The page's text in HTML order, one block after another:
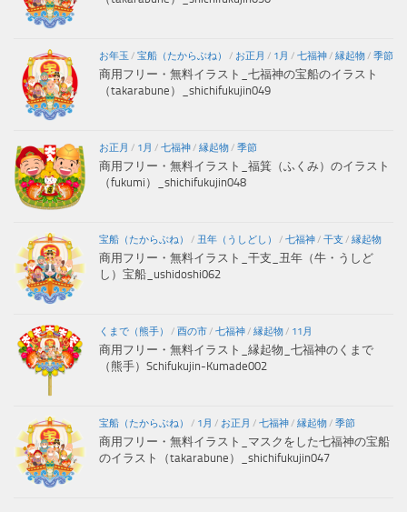
お年玉 / 宝船（たからぶね） / お正月 / 1月 / 七福神/ 縁起物/ 季節
商用フリー・無料イラスト_七福神の宝船のイラスト
（takarabune）_shichifukujin049
お正月 / 1月 / 七福神/ 縁起物/ 季節
商用フリー・無料イラスト_福箕（ふくみ）のイラスト
（fukumi）_shichifukujin048
宝船（たからぶね） / 丑年（うしどし） / 七福神/ 干支 / 縁起物
商用フリー・無料イラスト_干支_丑年（牛・うしど
し）宝船_ushidoshi062
くまで（熊手） / 酉の市/ 七福神/ 縁起物/ 11月
商用フリー・無料イラスト_縁起物_七福神のくまで
（熊手）Schifukujin-Kumade002
宝船（たからぶね） / 1月 / お正月 / 七福神/ 縁起物/ 季節
商用フリー・無料イラスト_マスクをした七福神の宝船
のイラスト（takarabune）_shichifukujin047